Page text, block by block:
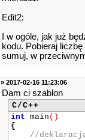
Edit2:
I w ogóle, jak już
kodu. Pobieraj
sumuj, w
» 2017-02-16 11:23:06
Dam ci szablon
C/C++
int main ()
{
//